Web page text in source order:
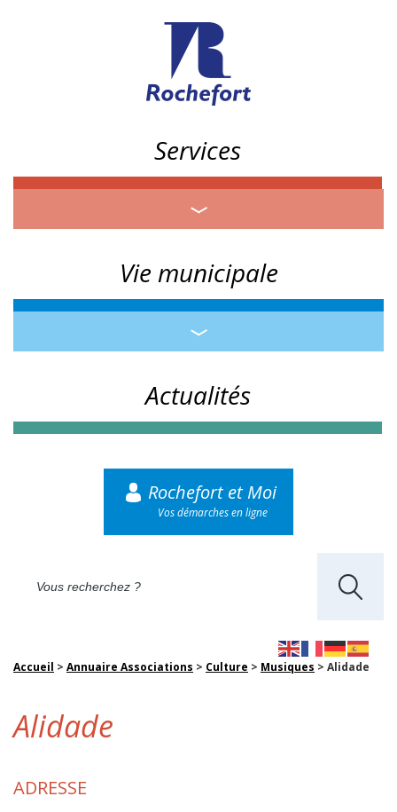
Services
Vie municipale
Actualités
Rochefort et Moi
Vos démarches en ligne
Accueil > Annuaire Associations > Culture > Musiques > Alidade
Alidade
ADRESSE